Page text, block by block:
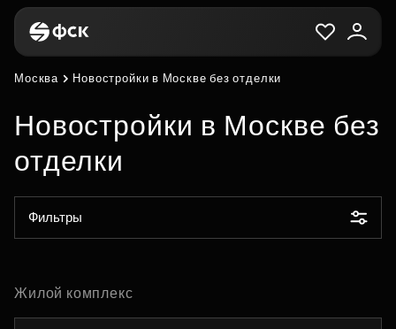
Москва Новостройки в Москве без отделки
Новостройки в Москве без
отделки
Фильтры
Жилой комплекс